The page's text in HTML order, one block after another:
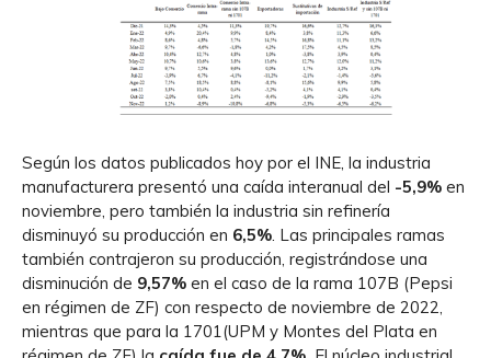
Según los datos publicados hoy por el INE, la industria
manufacturera presentó una caída interanual del -5,9% en
noviembre, pero también la industria sin refinería
disminuyó su producción en 6,5%. Las principales ramas
también contrajeron su producción, registrándose una
disminución de 9,57% en el caso de la rama 107B (Pepsi
en régimen de ZF) con respecto de noviembre de 2022,
mientras que para la 1701(UPM y Montes del Plata en